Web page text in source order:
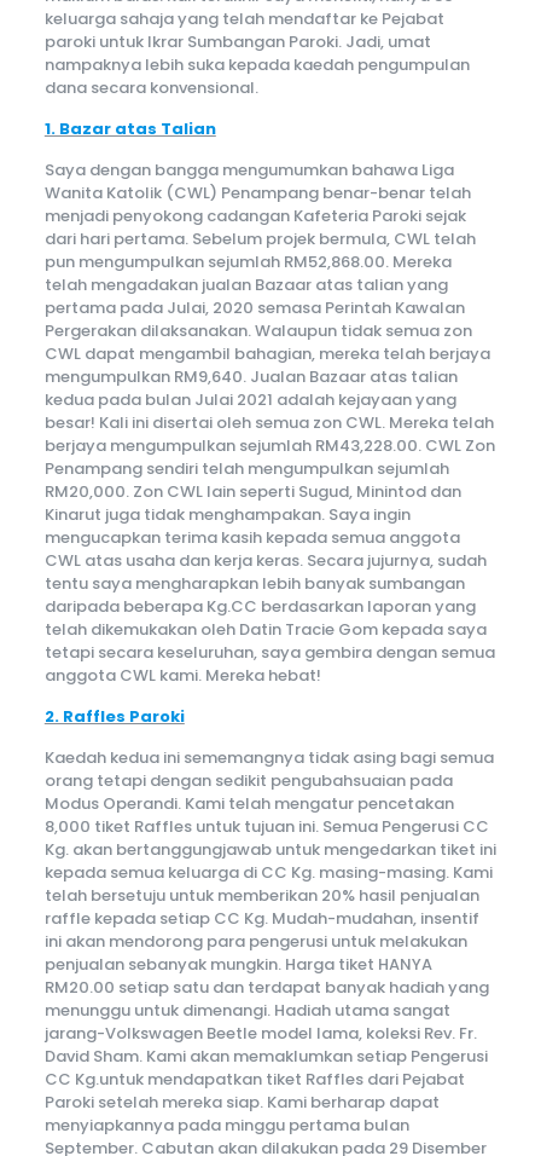
keluarga sahaja yang telah mendaftar ke Pejabat
paroki untuk Ikrar Sumbangan Paroki. Jadi, umat
nampaknya lebih suka kepada kaedah pengumpulan
dana secara konvensional.
1. Bazar atas Talian
Saya dengan bangga mengumumkan bahawa Liga
Wanita Katolik (CWL) Penampang benar-benar telah
menjadi penyokong cadangan Kafeteria Paroki sejak
dari hari pertama. Sebelum projek bermula, CWL telah
pun mengumpulkan sejumlah RM52,868.00. Mereka
telah mengadakan jualan Bazaar atas talian yang
pertama pada Julai, 2020 semasa Perintah Kawalan
Pergerakan dilaksanakan. Walaupun tidak semua zon
CWL dapat mengambil bahagian, mereka telah berjaya
mengumpulkan RM9,640. Jualan Bazaar atas talian
kedua pada bulan Julai 2021 adalah kejayaan yang
besar! Kali ini disertai oleh semua zon CWL. Mereka telah
berjaya mengumpulkan sejumlah RM43,228.00. CWL Zon
Penampang sendiri telah mengumpulkan sejumlah
RM20,000. Zon CWL lain seperti Sugud, Minintod dan
Kinarut juga tidak menghampakan. Saya ingin
mengucapkan terima kasih kepada semua anggota
CWL atas usaha dan kerja keras. Secara jujurnya, sudah
tentu saya mengharapkan lebih banyak sumbangan
daripada beberapa Kg.CC berdasarkan laporan yang
telah dikemukakan oleh Datin Tracie Gom kepada saya
tetapi secara keseluruhan, saya gembira dengan semua
anggota CWL kami. Mereka hebat!
2. Raffles Paroki
Kaedah kedua ini sememangnya tidak asing bagi semua
orang tetapi dengan sedikit pengubahsuaian pada
Modus Operandi. Kami telah mengatur pencetakan
8,000 tiket Raffles untuk tujuan ini. Semua Pengerusi CC
Kg. akan bertanggungjawab untuk mengedarkan tiket ini
kepada semua keluarga di CC Kg. masing-masing. Kami
telah bersetuju untuk memberikan 20% hasil penjualan
raffle kepada setiap CC Kg. Mudah-mudahan, insentif
ini akan mendorong para pengerusi untuk melakukan
penjualan sebanyak mungkin. Harga tiket HANYA
RM20.00 setiap satu dan terdapat banyak hadiah yang
menunggu untuk dimenangi. Hadiah utama sangat
jarang-Volkswagen Beetle model lama, koleksi Rev. Fr.
David Sham. Kami akan memaklumkan setiap Pengerusi
CC Kg.untuk mendapatkan tiket Raffles dari Pejabat
Paroki setelah mereka siap. Kami berharap dapat
menyiapkannya pada minggu pertama bulan
September. Cabutan akan dilakukan pada 29 Disember